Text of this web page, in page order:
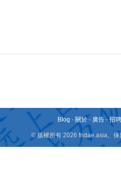
Blog - 關於 - 廣告 -招
© 版權所有 2026 fridae.asia。